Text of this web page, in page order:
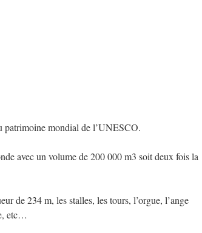
patrimoine mondial de l’UNESCO.
avec un volume de 200 000 m3 soit deux fois la
de 234 m, les stalles, les tours, l’orgue, l’ange
etc…